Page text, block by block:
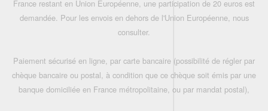
France restant en Union Européenne, une participation de 20 euros est
demandée. Pour les envois en dehors de l'Union Européenne, nous
consulter.
Paiement sécurisé en ligne, par carte bancaire (possibilité de régler par
chèque bancaire ou postal, à condition que ce chèque soit émis par une
banque domiciliée en France métropolitaine, ou par mandat postal),